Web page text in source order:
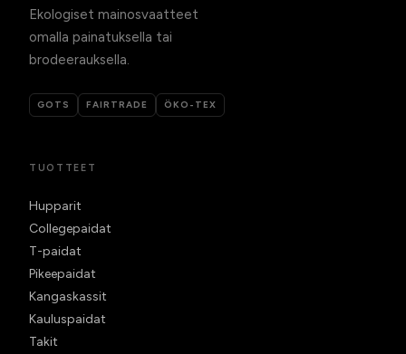
Ekologiset mainosvaatteet
omalla painatuksella tai
brodeerauksella.
GOTS FAIRTRADE ÖKO-TEX
TUOTTEET
Hupparit
Collegepaidat
T-paidat
Pikeepaidat
Kangaskassit
Kauluspaidat
Takit